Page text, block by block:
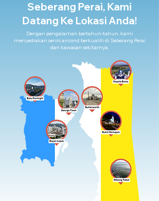
Seberang Perai, Kami
Datang Ke Lokasi Anda!
Dengan pengalaman bertahun-tahun, kami
menyediakan servis aircond berkualiti di Seberang Perai
dan kawasan sekitarnya.